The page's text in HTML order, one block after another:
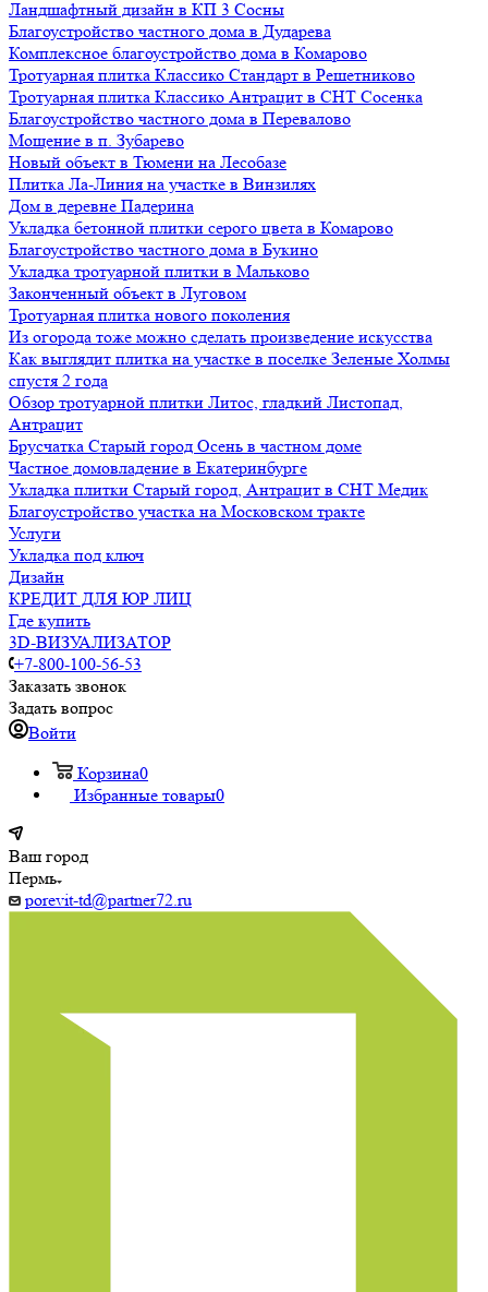
Ландшафтный дизайн в КП 3 Сосны
Благоустройство частного дома в Дударева
Комплексное благоустройство дома в Комарово
Тротуарная плитка Классико Стандарт в Решетниково
Тротуарная плитка Классико Антрацит в СНТ Сосенка
Благоустройство частного дома в Перевалово
Мощение в п. Зубарево
Новый объект в Тюмени на Лесобазе
Плитка Ла-Линия на участке в Винзилях
Дом в деревне Падерина
Укладка бетонной плитки серого цвета в Комарово
Благоустройство частного дома в Букино
Укладка тротуарной плитки в Мальково
Законченный объект в Луговом
Тротуарная плитка нового поколения
Из огорода тоже можно сделать произведение искусства
Как выглядит плитка на участке в поселке Зеленые Холмы
спустя 2 года
Обзор тротуарной плитки Литос, гладкий Листопад,
Антрацит
Брусчатка Старый город Осень в частном доме
Частное домовладение в Екатеринбурге
Укладка плитки Старый город, Антрацит в СНТ Медик
Благоустройство участка на Московском тракте
Услуги
Укладка под ключ
Дизайн
КРЕДИТ ДЛЯ ЮР ЛИЦ
Где купить
3D-ВИЗУАЛИЗАТОР
+7-800-100-56-53
Заказать звонок
Задать вопрос
Войти
Корзина0
Избранные товары0
Ваш город
Пермь
porevit-td@partner72.ru